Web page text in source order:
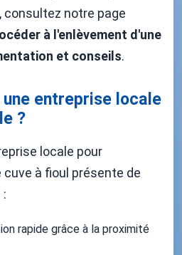
consultez notre page
à l'enlèvement d'une
et conseils.
entreprise locale
?
locale pour
cuve à fioul présente de
rapide grâce à la proximité